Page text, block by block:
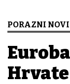
PORAZNI